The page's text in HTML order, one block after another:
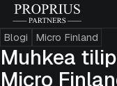
Siirry
sisältöön
Proprius
Partners
Rahastot
Blogi Micro Finland
Muhkea
Micro